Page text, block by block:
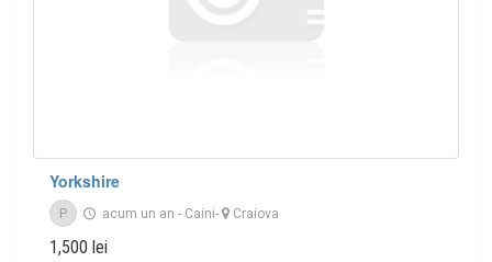
Yorkshire
P acum un an - Caini- Craiova
1,500 lei